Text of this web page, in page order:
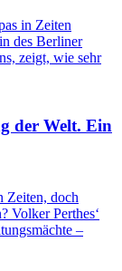
in Zeiten
des Berliner
zeigt, wie sehr
der Welt. Ein
Zeiten, doch
Volker Perthes‘
–